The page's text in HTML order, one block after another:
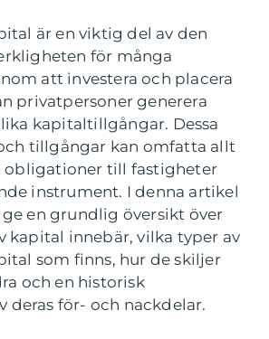
är en viktig del av den
för många
att investera och placera
privatpersoner generera
kapitaltillgångar. Dessa
tillgångar kan omfatta allt
obligationer till fastigheter
instrument. I denna artikel
en grundlig översikt över
kapital innebär, vilka typer av
som finns, hur de skiljer
och en historisk
deras för- och nackdelar.